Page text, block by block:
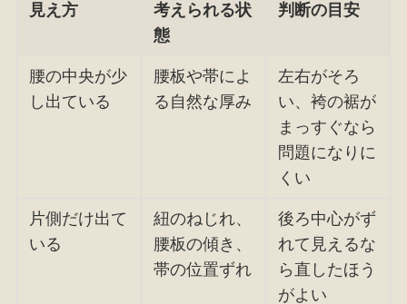
見え方
考えられる状
態
判断の目安
腰の中央が少
し出ている
腰板や帯によ
る自然な厚み
左右がそろ
い、袴の裾が
まっすぐなら
問題になりに
くい
片側だけ出て
いる
紐のねじれ、
腰板の傾き、
帯の位置ずれ
後ろ中心がず
れて見えるな
ら直したほう
がよい